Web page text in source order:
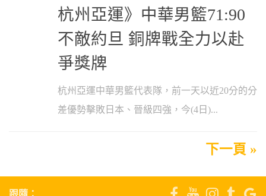
杭州亞運》中華男籃71:90
不敵約旦 銅牌戰全力以赴
爭獎牌
杭州亞運中華男籃代表隊，前一天以近20分的分
差優勢擊敗日本、晉級四強，今(4日)...
下一頁 »
跟隨：